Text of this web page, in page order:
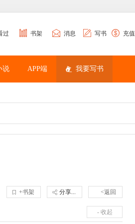
过 书架 消息 写书 充值
说 APP端 我要写书
<返回
分享...
+书架
- 收起